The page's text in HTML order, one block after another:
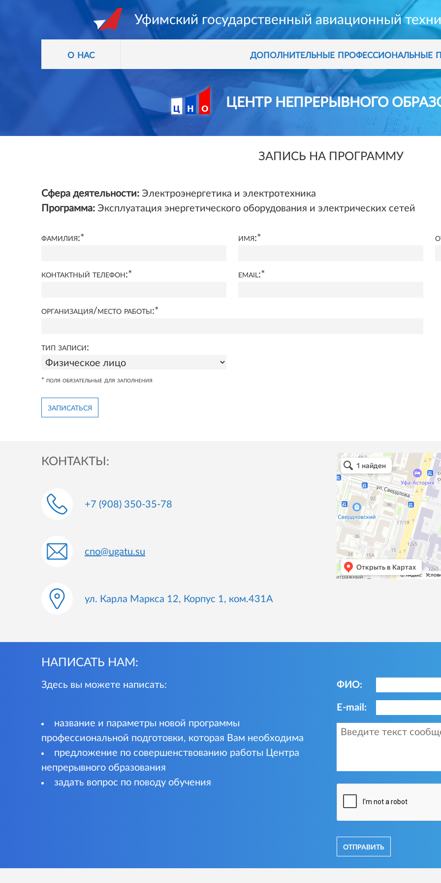
Уфимский государственный авиационный
о нас дополнительные профессиональные
ЦЕНТР НЕПРЕРЫВНОГО
ЗАПИСЬ НА ПРОГРАММУ
Сфера деятельности: Электроэнергетика и электротехника
Программа: Эксплуатация энергетического оборудования и электрических сетей
фамилия:* имя:*
контактный телефон:* email:*
организация/место работы:*
тип записи:
* поля обязательные для заполнения
записаться
КОНТАКТЫ:
+7 (908) 350-35-78
cno@ugatu.su
ул. Карла Маркса 12, Корпус 1, ком.431А
НАПИСАТЬ НАМ:
Здесь вы можете написать:
название и параметры новой программы
профессиональной подготовки, которая Вам необходима
предложение по совершенствованию работы Центра
непрерывного образования
задать вопрос по поводу обучения
ФИО:
E-mail:
отправить